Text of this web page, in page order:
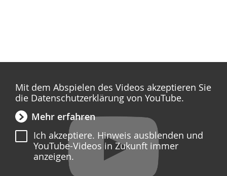
Mit dem Abspielen des Videos akzeptieren Sie
die Datenschutzerklärung von YouTube.
Mehr erfahren
Ich akzeptiere. Hinweis ausblenden und
YouTube-Videos in Zukunft immer
anzeigen.